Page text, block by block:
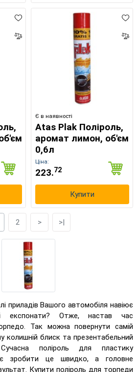
Є в наявності
Atas Plak Поліроль,
аромат лимон, об'єм
0,6л
Ціна:
223.72
Купити
2 > >|
приладів Вашого автомобіля навіює
експонати? Отже, настав час
Так можна повернути самій
колишній блиск та презентабельний
поліроль для пластику
зробити це швидко, а головне
Купити поліроль для торпеди